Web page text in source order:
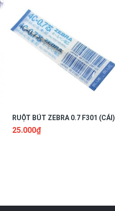
RUỘT BÚT ZEBRA 0.7 F301 (CÁI)
25.000₫